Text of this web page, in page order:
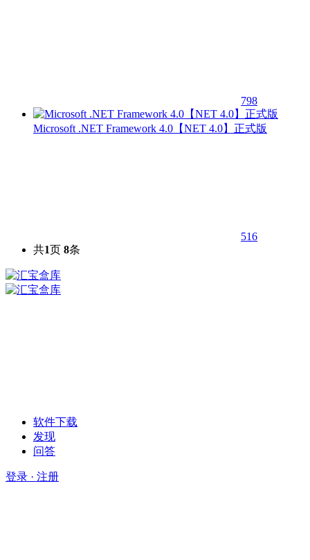
798
Microsoft .NET Framework 4.0【NET 4.0】正式版
516
共1页 8条
软件下载
发现
问答
登录 · 注册